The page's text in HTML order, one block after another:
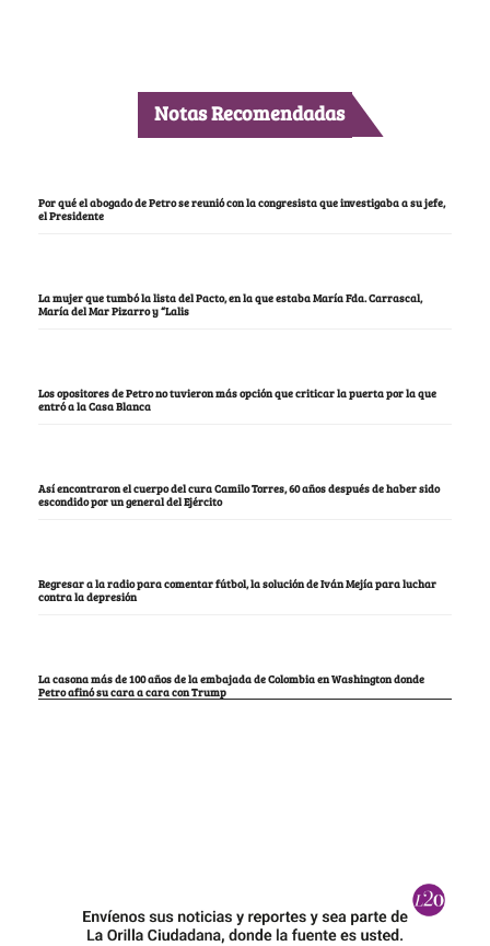
Notas Recomendadas
Por qué el abogado de Petro se reunió con la congresista que investigaba a su jefe,
el Presidente
La mujer que tumbó la lista del Pacto, en la que estaba María Fda. Carrascal,
María del Mar Pizarro y “Lalis
Los opositores de Petro no tuvieron más opción que criticar la puerta por la que
entró a la Casa Blanca
Así encontraron el cuerpo del cura Camilo Torres, 60 años después de haber sido
escondido por un general del Ejército
Regresar a la radio para comentar fútbol, la solución de Iván Mejía para luchar
contra la depresión
La casona más de 100 años de la embajada de Colombia en Washington donde
Petro afinó su cara a cara con Trump